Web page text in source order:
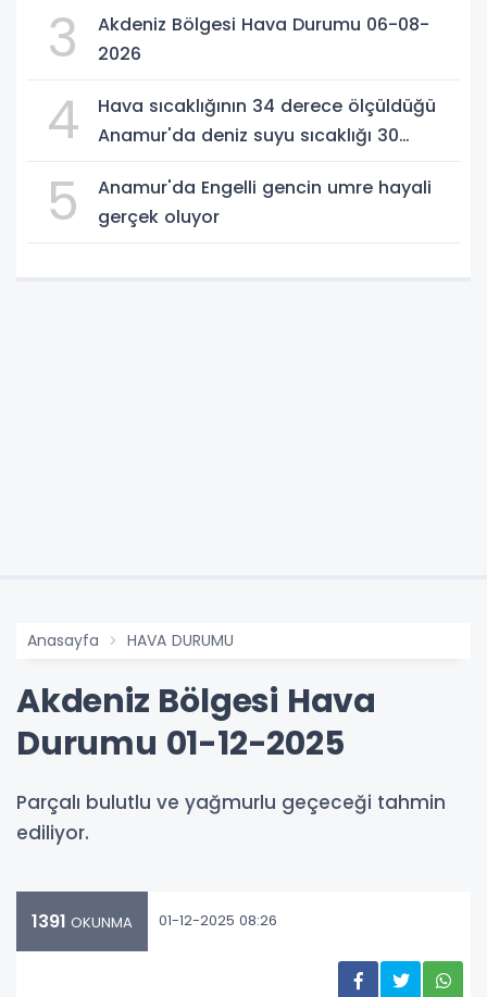
3
Akdeniz Bölgesi Hava Durumu 06-08-
2026
4
Hava sıcaklığının 34 derece ölçüldüğü
Anamur'da deniz suyu sıcaklığı 30
5
Anamur'da Engelli gencin umre hayali
gerçek oluyor
Anasayfa HAVA DURUMU
Akdeniz Bölgesi Hava
Durumu 01-12-2025
Parçalı bulutlu ve yağmurlu geçeceği tahmin
ediliyor.
1391 OKUNMA 01-12-2025 08:26